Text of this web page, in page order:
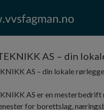
AS – din
AS – din lokale
AS er en mesterbedrift
for borettslag,